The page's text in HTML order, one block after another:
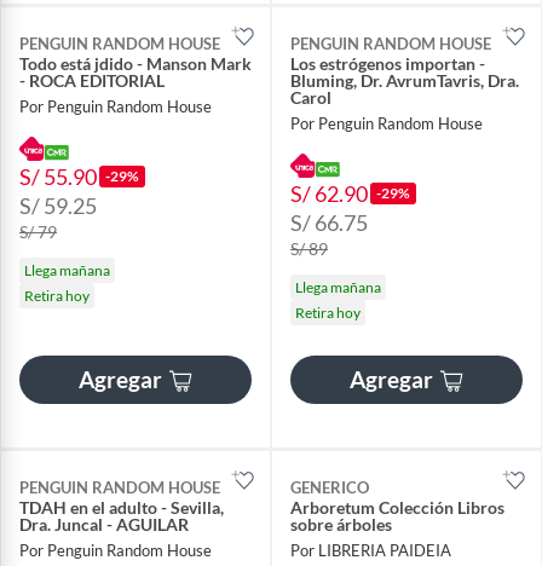
PENGUIN RANDOM HOUSE
Todo está jdido - Manson Mark
- ROCA EDITORIAL
Por Penguin Random House
S/ 55.90 -29%
S/ 59.25
S/ 79
Llega mañana
Retira hoy
Agregar
PENGUIN RANDOM HOUSE
Los estrógenos importan -
Bluming, Dr. AvrumTavris, Dra.
Carol
Por Penguin Random House
S/ 62.90 -29%
S/ 66.75
S/ 89
Llega mañana
Retira hoy
Agregar
PENGUIN RANDOM HOUSE
TDAH en el adulto - Sevilla,
Dra. Juncal - AGUILAR
Por Penguin Random House
GENERICO
Arboretum Colección Libros
sobre árboles
Por LIBRERIA PAIDEIA